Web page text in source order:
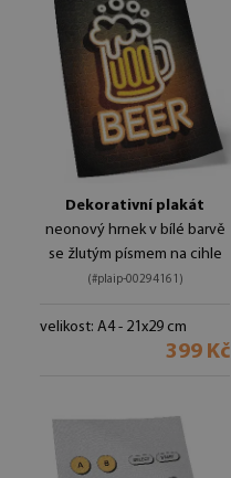
Dekorativní plakát
neonový hrnek v bílé barvě
se žlutým písmem na cihle
(#plaip-00294161)
velikost: A4 - 21x29 cm
399 Kč